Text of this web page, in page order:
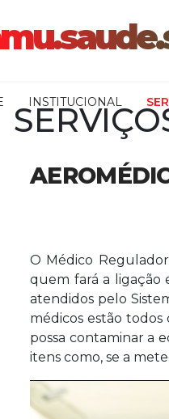
INSTITUCIONAL
O Médico
quem fará a ligação
atendidos pelo
médicos estão
possa contaminar a
itens como, se a